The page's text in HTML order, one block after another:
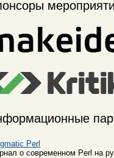
Perl
о современном Perl на